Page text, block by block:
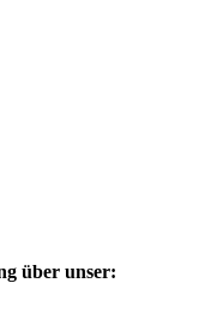
über unser: